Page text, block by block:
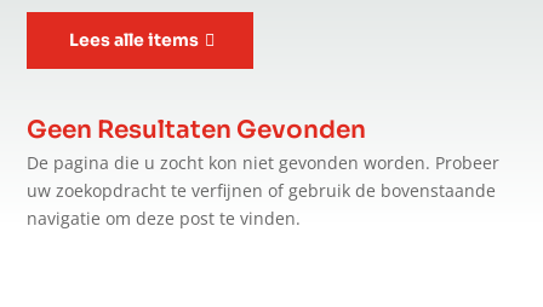
Lees alle items
Geen Resultaten Gevonden
De pagina die u zocht kon niet gevonden worden. Probeer
uw zoekopdracht te verfijnen of gebruik de bovenstaande
navigatie om deze post te vinden.